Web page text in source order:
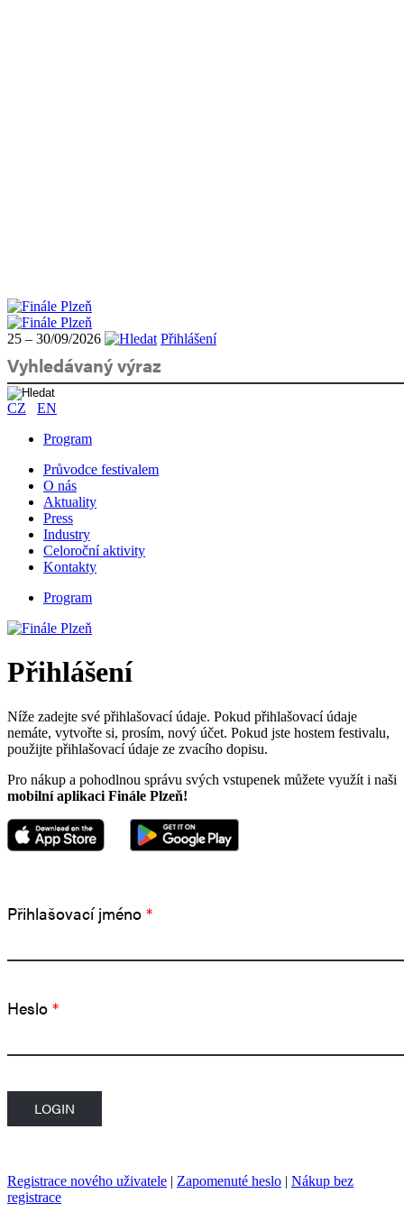
25 – 30/09/2026 Přihlášení
CZ
EN
Program
Průvodce festivalem
O nás
Aktuality
Press
Industry
Celoroční aktivity
Kontakty
Program
Přihlášení
Níže zadejte své přihlašovací údaje. Pokud přihlašovací údaje
nemáte, vytvořte si, prosím, nový účet. Pokud jste hostem festivalu,
použijte přihlašovací údaje ze zvacího dopisu.
Pro nákup a pohodlnou správu svých vstupenek můžete využít i naši
mobilní aplikaci Finále Plzeň!
Přihlašovací jméno *
Heslo *
Registrace nového uživatele | Zapomenuté heslo | Nákup bez
registrace